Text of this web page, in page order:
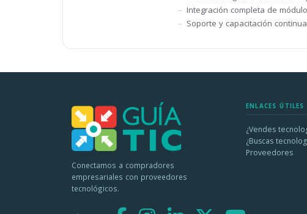
Integración completa de
Soporte y capacitación
Conectamos a compradores
empresariales con proveedores
tecnológicos.
ENLACES ÚTILES
¿Vendes
¿Buscas
Proveedores